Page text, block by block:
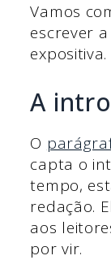
Vamos
escrever
expositiva.
A
O
capta o
tempo,
redação.
aos
por vir.